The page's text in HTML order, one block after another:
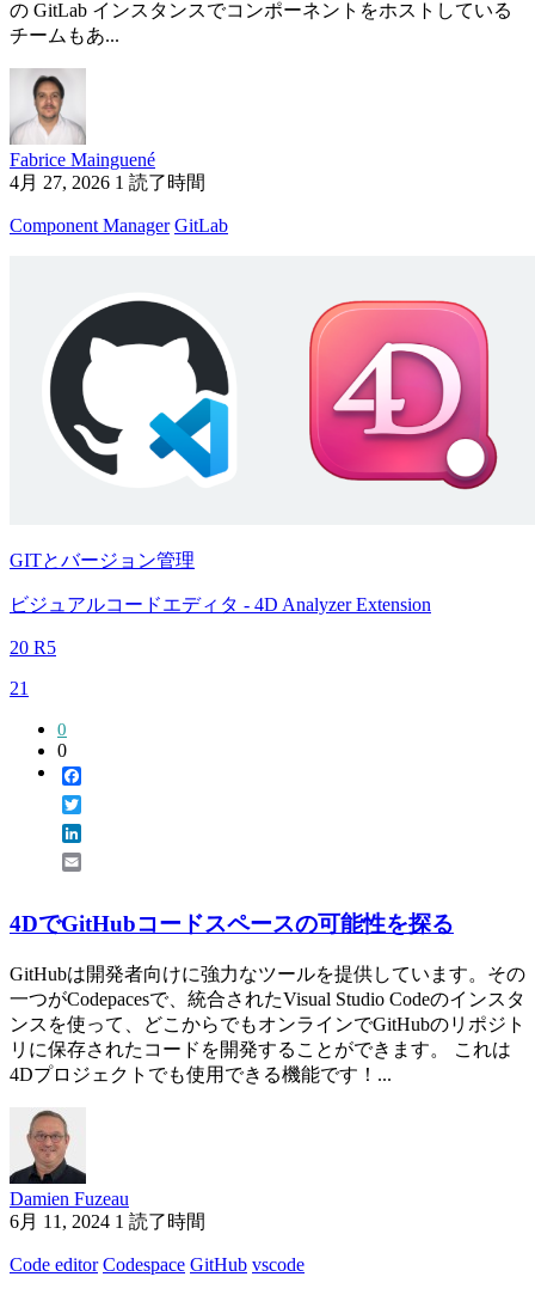
の GitLab インスタンスでコンポーネントをホストしている
チームもあ...
Fabrice Mainguené
4月 27, 2026 1 読了時間
Component Manager GitLab
GITとバージョン管理
ビジュアルコードエディタ - 4D Analyzer Extension
20 R5
21
0
0
4DでGitHubコードスペースの可能性を探る
GitHubは開発者向けに強力なツールを提供しています。その
一つがCodepacesで、統合されたVisual Studio Codeのインスタ
ンスを使って、どこからでもオンラインでGitHubのリポジト
リに保存されたコードを開発することができます。 これは
4Dプロジェクトでも使用できる機能です！...
Damien Fuzeau
6月 11, 2024 1 読了時間
Code editor Codespace GitHub vscode